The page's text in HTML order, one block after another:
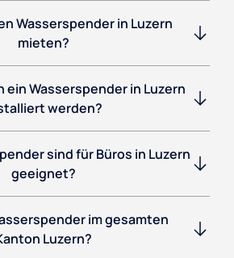
Wasserspender in Luzern
mieten?
ein Wasserspender in Luzern
werden?
sind für Büros in Luzern
geeignet?
im gesamten
Luzern?